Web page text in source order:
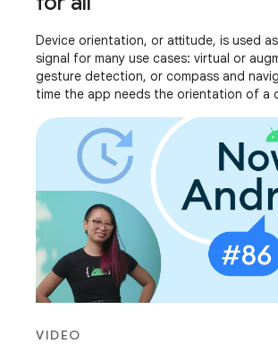
Device orientation, or attitude, is used
signal for many use cases: virtual or
gesture detection, or compass and
time the app needs the orientation of a
VIDEO